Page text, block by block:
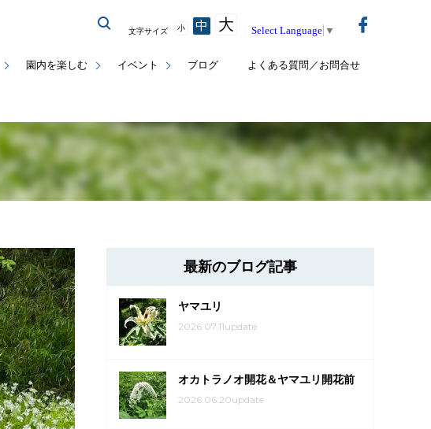
園内を楽しむ イベント ブログ よくある質問／お問合せ
文字サイズ 小 中 大 Select Language ▼
最新のブログ記事
ヤマユリ
2026.07.11update
オカトラノオ開花＆ヤマユリ開花前
2026.06.20update